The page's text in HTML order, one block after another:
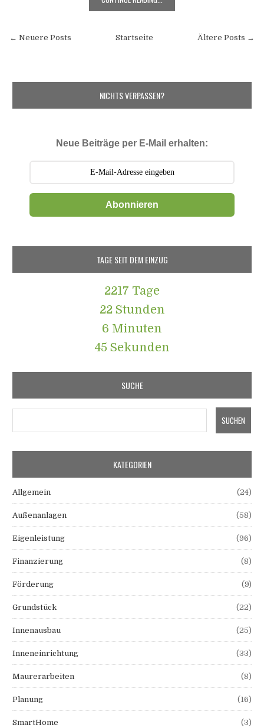
← Neuere Posts Ältere Posts →
Startseite
NICHTS VERPASSEN?
Neue Beiträge per E-Mail erhalten:
Abonnieren
TAGE SEIT DEM EINZUG
2217 Tage
22 Stunden
6 Minuten
47 Sekunden
SUCHE
KATEGORIEN
Allgemein (24)
Außenanlagen (58)
Eigenleistung (96)
Finanzierung (8)
Förderung (9)
Grundstück (22)
Innenausbau (25)
Inneneinrichtung (33)
Maurerarbeiten (8)
Planung (16)
SmartHome (3)